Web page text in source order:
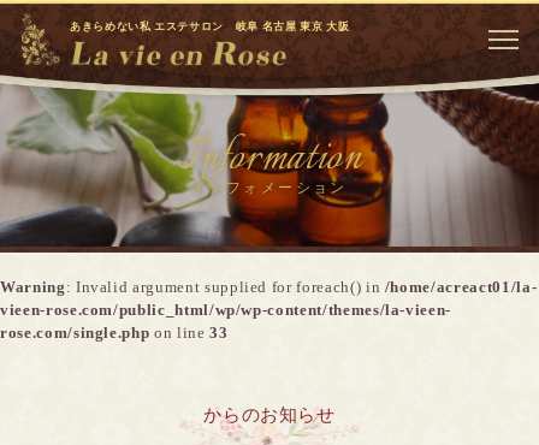
あきらめない私 エステサロン 岐阜 名古屋 東京 大阪
Information
インフォメーション
Warning : Invalid argument supplied for foreach() in /home/acreact01/la-
vieen-rose.com/public_html/wp/wp-content/themes/la-vieen-
rose.com/single.php on line33
からのお知らせ